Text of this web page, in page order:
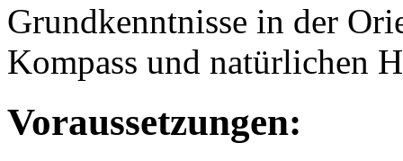
Grundkenntnisse in der
Kompass und natürlichen
Voraussetzungen: